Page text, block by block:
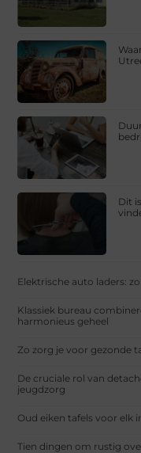
Dit
Elektrische auto laders:
Klassiek bureau
harmonieus geheel
Zo zorg je voor gezonde
De cruciale rol van
jeugdzorg
Oud eiken tafels voor elk
Tien dingen om rustig